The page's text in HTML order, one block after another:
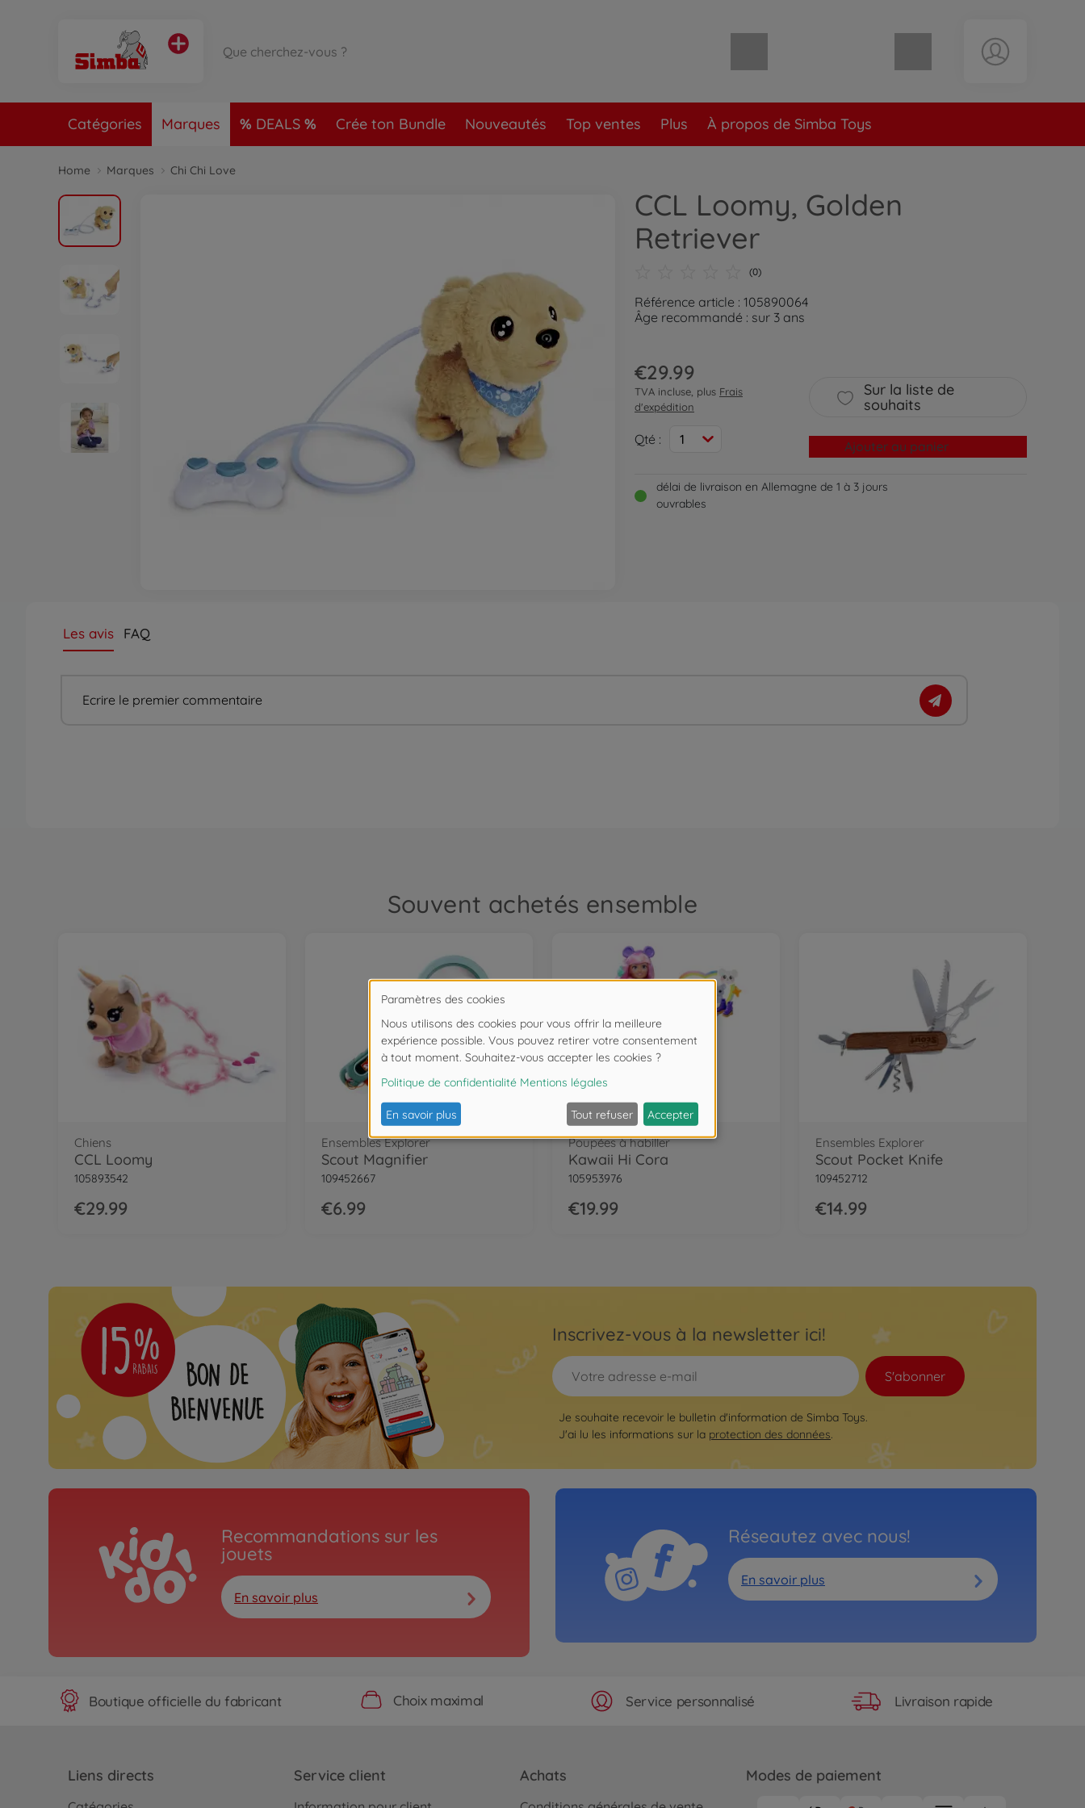
Catégories Marques DEALS Crée ton Bundle Nouveautés Top ventes Plus À propos de Simba Toys
Home Marques Chi Chi Love
CCL Loomy, Golden
Retriever
(0)
Référence article : 105890064
Âge recommandé : sur 3 ans
€29.99
TVA incluse, plus Frais
d'expédition
Qté : 1
Sur la liste de
souhaits
Ajouter au panier
délai de livraison en Allemagne de 1 à 3 jours
ouvrables
Les avis FAQ
Ecrire le premier commentaire
Souvent achetés ensemble
Chiens
CCL Loomy
105893542
€29.99
Ensembles Explorer
Scout Magnifier
109452667
€6.99
Poupées à habiller
Kawaii Hi Cora
105953976
€19.99
Ensembles Explorer
Scout Pocket Knife
109452712
€14.99
Inscrivez-vous à la newsletter ici!
S'abonner
Je souhaite recevoir le bulletin d'information de Simba Toys.
J'ai lu les informations sur la protection des données.
Recommandations sur les
jouets
En savoir plus
Réseautez avec nous!
En savoir plus
Boutique officielle du fabricant Choix maximal Service personnalisé Livraison rapide
Liens directs Service client Achats Modes de paiement